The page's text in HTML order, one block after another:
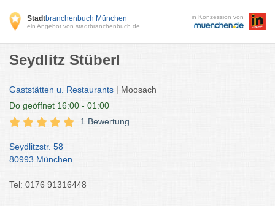
Stadtbranchenbuch München
ein Angebot von stadtbranchenbuch.de
in Konzession von
Seydlitz Stüberl
Gaststätten u. Restaurants | Moosach
Do geöffnet 16:00 - 01:00
1 Bewertung
Seydlitzstr. 58
80993 München
Tel: 0176 91316448